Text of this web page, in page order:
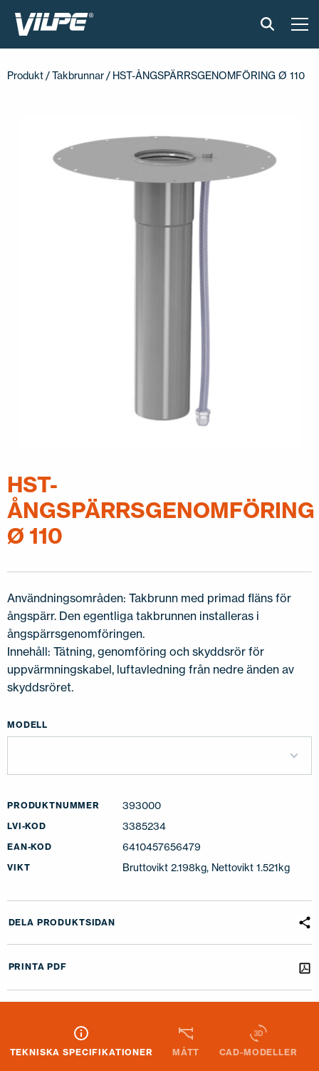
INSTALLATION OCH MATERIAL
Produkt /Takbrunnar / HST-ÅNGSPÄRRSGENOMFÖRING Ø 110
HST-
ÅNGSPÄRRSGENOMFÖRING
Ø 110
Användningsområden: Takbrunn med primad fläns för
ångspärr. Den egentliga takbrunnen installeras i
ångspärrsgenomföringen.
Innehåll: Tätning, genomföring och skyddsrör för
uppvärmningskabel, luftavledning från nedre änden av
skyddsröret.
MODELL
PRODUKTNUMMER 393000
LVI-KOD 3385234
EAN-KOD 6410457656479
VIKT Bruttovikt 2.198kg, Nettovikt 1.521kg
DELA PRODUKTSIDAN
PRINTA PDF
TEKNISKA SPECIFIKATIONER MÅTT CAD-MODELLER